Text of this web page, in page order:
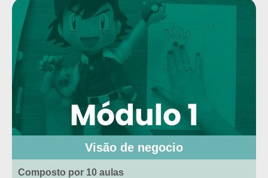
Visão de negocio
Composto por 10 aulas